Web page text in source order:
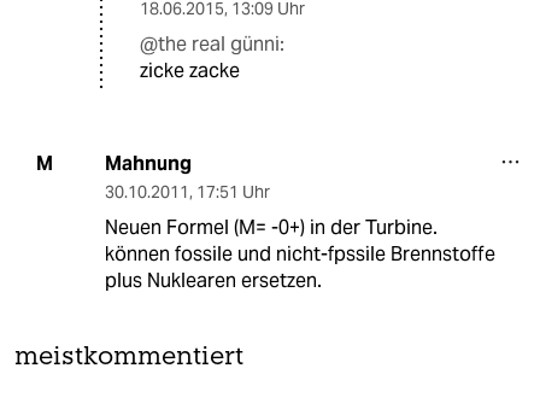
18.06.2015, 13:09 Uhr
@the real günni:
zicke zacke
M Mahnung
30.10.2011, 17:51 Uhr
Neuen Formel (M= -0+) in der Turbine.
können fossile und nicht-fpssile Brennstoffe
plus Nuklearen ersetzen.
meistkommentiert